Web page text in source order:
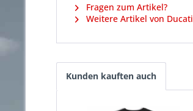
Fragen zum Artikel?
Weitere Artikel von Ducati
Kunden kauften auch